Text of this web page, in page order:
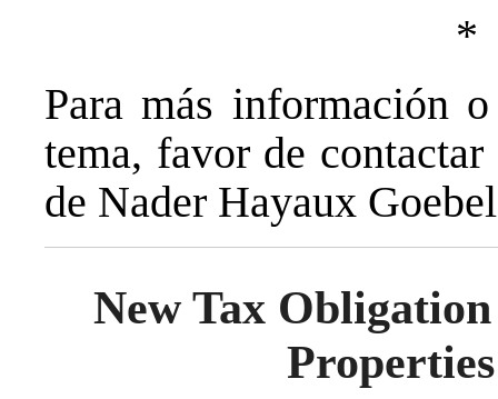
Para más información
tema, favor de
de Nader Hayaux
New Tax